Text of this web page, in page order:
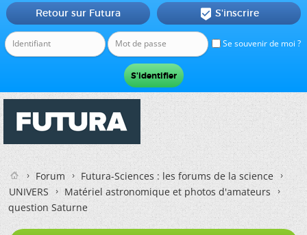
Se souvenir de moi ?
Retour sur Futura  S'inscrire
Forum
Futura-Sciences : les forums de la science
UNIVERS
Matériel astronomique et photos d'amateurs
question Saturne